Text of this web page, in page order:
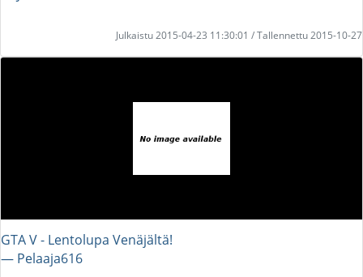
Julkaistu 2015-04-23 11:30:01 / Tallennettu 2015-10-27
GTA V - Lentolupa Venäjältä!
― Pelaaja616